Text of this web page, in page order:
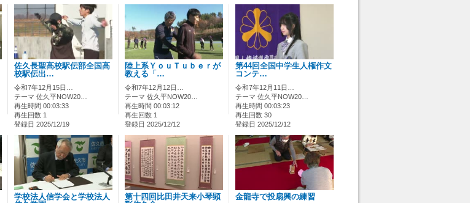
佐久長聖高校駅伝部全国高
校駅伝出…
令和7年12月15日…
テーマ 佐久平NOW20…
再生時間 00:03:33
再生回数 1
登録日 2025/12/19
陸上系ＹｏｕＴｕｂｅｒが
教える「…
令和7年12月12日…
テーマ 佐久平NOW20…
再生時間 00:03:12
再生回数 1
登録日 2025/12/12
第44回全国中学生人権作文
コンテ…
令和7年12月11日…
テーマ 佐久平NOW20…
再生時間 00:03:23
再生回数 30
登録日 2025/12/12
学校法人信学会と学校法人
第十四回比田井天来小琴顕
金龍寺で投扇興の練習